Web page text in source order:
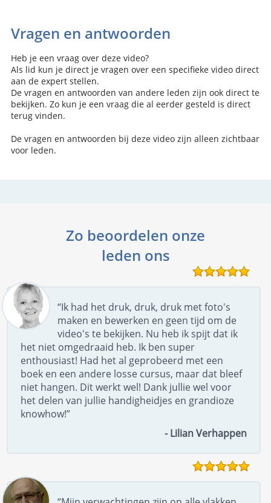
Vragen en antwoorden
Heb je een vraag over deze video?
Als lid kun je direct je vragen over een specifieke video direct
aan de expert stellen.
De vragen en antwoorden van andere leden zijn ook direct te
bekijken. Zo kun je een vraag die al eerder gesteld is direct
terug vinden.
De vragen en antwoorden bij deze video zijn alleen zichtbaar
voor leden.
Zo beoordelen onze
leden ons
“Ik had het druk, druk, druk met foto's
maken en bewerken en geen tijd om de
video's te bekijken. Nu heb ik spijt dat ik
het niet omgedraaid heb. Ik ben super
enthousiast! Had het al geprobeerd met een
boek en een andere losse cursus, maar dat bleef
niet hangen. Dit werkt wel! Dank jullie wel voor
het delen van jullie handigheidjes en grandioze
knowhow!”
- Lilian Verhappen